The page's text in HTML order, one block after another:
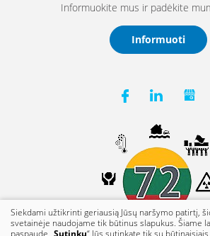
Informuokite mus ir padėkite
Informuoti
Siekdami užtikrinti geriausią Jūsų naršymo patirtį,
svetainėje naudojame tik būtinus slapukus. Šiame